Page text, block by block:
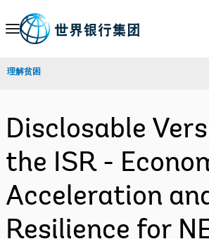
Skip
Navigation
理解贫困
Disclosable
the ISR -
Acceleration
Resilience for